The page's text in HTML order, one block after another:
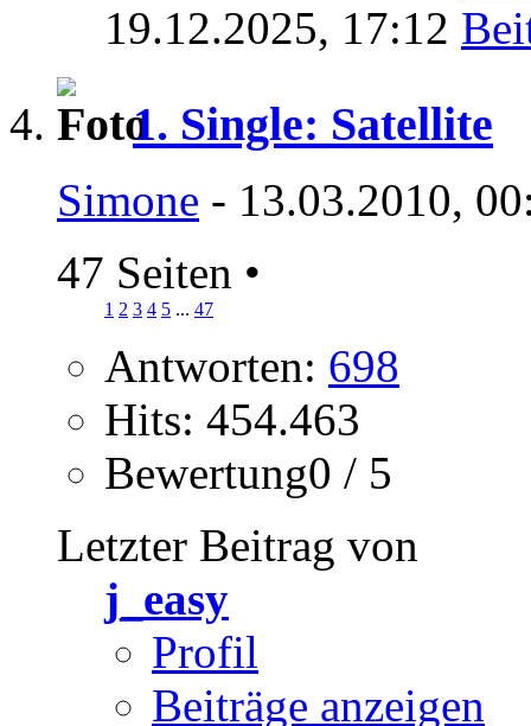
19.12.2025, 17:12
1. Single: Satellite
Simone - 13.03.2010,
47 Seiten •
1 2 3 4 5 ... 47
Antworten: 698
Hits: 454.463
Bewertung0 / 5
Letzter Beitrag von
j_easy
Profil
Beiträge anzeigen